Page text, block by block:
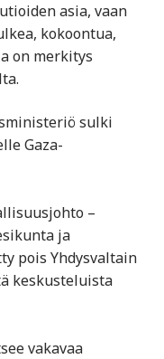
asia, vaan
kokoontua,
on merkitys
sulki
Gaza-
–
ja
pois Yhdysvaltain
keskusteluista
vakavaa